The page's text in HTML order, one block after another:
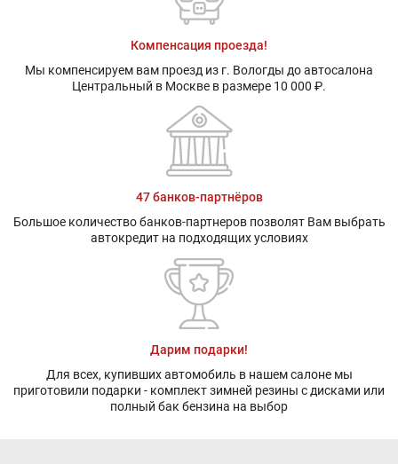
Компенсация проезда!
Мы компенсируем вам проезд из г. Вологды до автосалона
Центральный в Москве в размере 10 000 ₽.
47 банков-партнёров
Большое количество банков-партнеров позволят Вам выбрать
автокредит на подходящих условиях
Дарим подарки!
Для всех, купивших автомобиль в нашем салоне мы
приготовили подарки - комплект зимней резины с дисками или
полный бак бензина на выбор